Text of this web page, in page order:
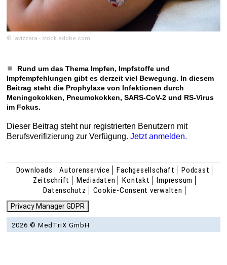
© lavizzara - stock.adobe.com
Rund um das Thema Impfen, Impfstoffe und
Impfempfehlungen gibt es derzeit viel Bewegung. In diesem
Beitrag steht die Prophylaxe von Infektionen durch
Meningokokken, Pneumokokken, SARS-CoV-2 und RS-Virus
im Fokus.
Dieser Beitrag steht nur registrierten Benutzern mit
Berufsverifizierung zur Verfügung.Jetzt anmelden.
Downloads Autorenservice Fachgesellschaft
Podcast
Zeitschrift
Mediadaten Kontakt
Impressum
Datenschutz
Cookie-Consent verwalten
Privacy Manager GDPR
2026 © MedTriX GmbH